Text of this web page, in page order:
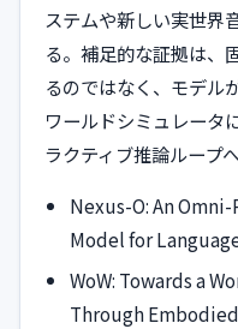
ステムや新しい実世界
る。補足的な証拠は、
るのではなく、モデル
ワールドシミュレータ
ラクティブ推論ループ
Nexus-O: An
Model for
WoW: Towards a
Through